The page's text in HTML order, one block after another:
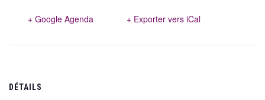
+ Google Agenda + Exporter vers iCal
DÉTAILS